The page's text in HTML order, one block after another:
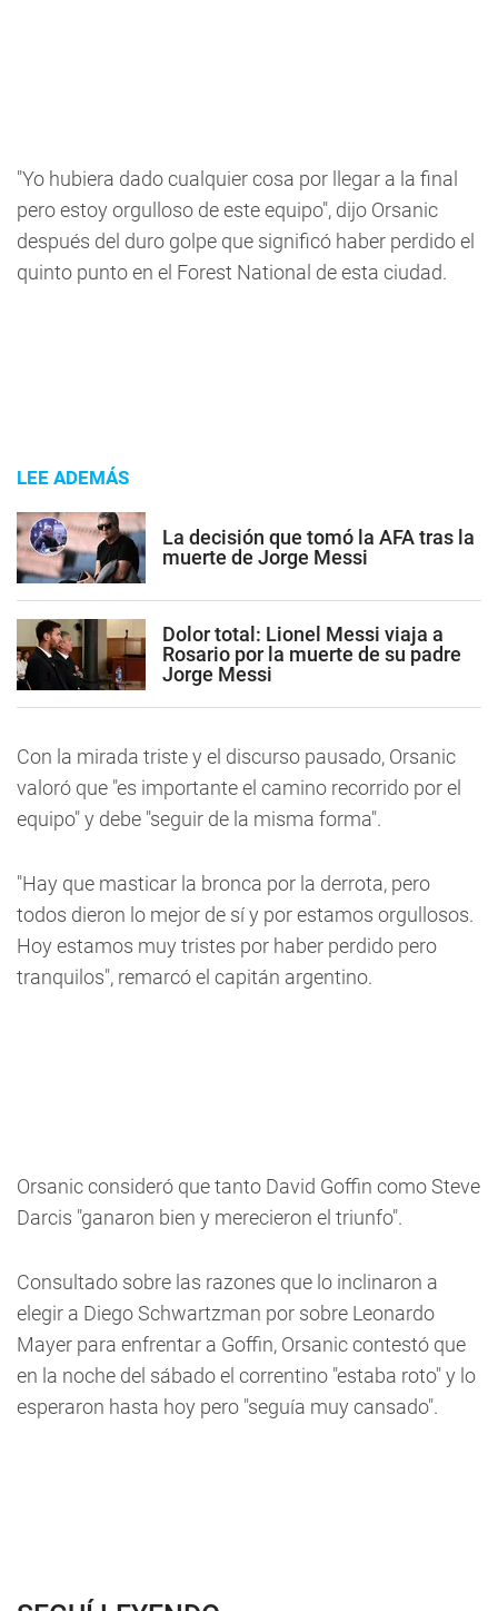
"Yo hubiera dado cualquier cosa por llegar a la final
pero estoy orgulloso de este equipo", dijo Orsanic
después del duro golpe que significó haber perdido el
quinto punto en el Forest National de esta ciudad.
LEE ADEMÁS
La decisión que tomó la AFA tras la
muerte de Jorge Messi
Dolor total: Lionel Messi viaja a
Rosario por la muerte de su padre
Jorge Messi
Con la mirada triste y el discurso pausado, Orsanic
valoró que "es importante el camino recorrido por el
equipo" y debe "seguir de la misma forma".
"Hay que masticar la bronca por la derrota, pero
todos dieron lo mejor de sí y por estamos orgullosos.
Hoy estamos muy tristes por haber perdido pero
tranquilos", remarcó el capitán argentino.
Orsanic consideró que tanto David Goffin como Steve
Darcis "ganaron bien y merecieron el triunfo".
Consultado sobre las razones que lo inclinaron a
elegir a Diego Schwartzman por sobre Leonardo
Mayer para enfrentar a Goffin, Orsanic contestó que
en la noche del sábado el correntino "estaba roto" y lo
esperaron hasta hoy pero "seguía muy cansado".